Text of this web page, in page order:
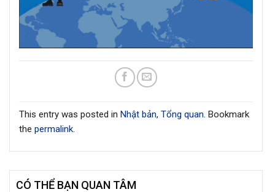
This entry was posted in Nhật bản, Tổng quan. Bookmark
the permalink.
CÓ THỂ BẠN QUAN TÂM